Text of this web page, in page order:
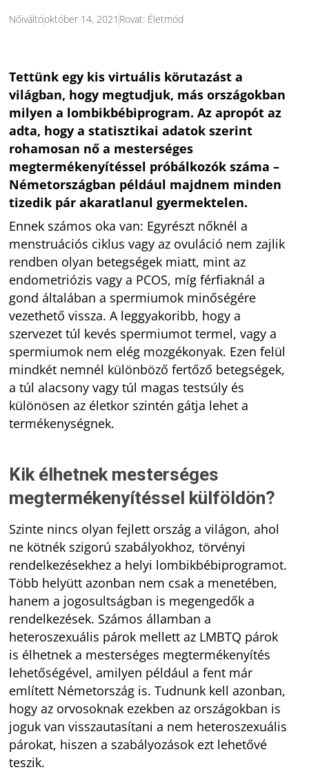
Nőiváltóoktóber 14, 2021 Rovat: Életmód
Tettünk egy kis virtuális körutazást a
világban, hogy megtudjuk, más országokban
milyen a lombikbébiprogram. Az apropót az
adta, hogy a statisztikai adatok szerint
rohamosan nő a mesterséges
megtermékenyítéssel próbálkozók száma –
Németországban például majdnem minden
tizedik pár akaratlanul gyermektelen.
Ennek számos oka van: Egyrészt nőknél a
menstruációs ciklus vagy az ovuláció nem zajlik
rendben olyan betegségek miatt, mint az
endometriózis vagy a PCOS, míg férfiaknál a
gond általában a spermiumok minőségére
vezethető vissza. A leggyakoribb, hogy a
szervezet túl kevés spermiumot termel, vagy a
spermiumok nem elég mozgékonyak. Ezen felül
mindkét nemnél különböző fertőző betegségek,
a túl alacsony vagy túl magas testsúly és
különösen az életkor szintén gátja lehet a
termékenységnek.
Kik élhetnek mesterséges
megtermékenyítéssel külföldön?
Szinte nincs olyan fejlett ország a világon, ahol
ne kötnék szigorú szabályokhoz, törvényi
rendelkezésekhez a helyi lombikbébiprogramot.
Több helyütt azonban nem csak a menetében,
hanem a jogosultságban is megengedők a
rendelkezések. Számos államban a
heteroszexuális párok mellett az LMBTQ párok
is élhetnek a mesterséges megtermékenyítés
lehetőségével, amilyen például a fent már
említett Németország is. Tudnunk kell azonban,
hogy az orvosoknak ezekben az országokban is
joguk van visszautasítani a nem heteroszexuális
párokat, hiszen a szabályozások ezt lehetővé
teszik.